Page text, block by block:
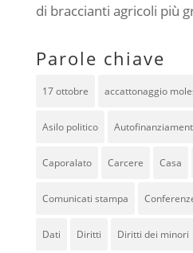
di braccianti agricoli più
Parole chiave
17 ottobre accattonaggio
Asilo politico
Caporalato Carcere Casa
Comunicati stampa
Dati Diritti Diritti dei minori